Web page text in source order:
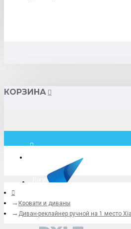
КОРЗИНА
Логин
+79775619766
Кровати и диваны
Диван-реклайнер ручной на 1 место